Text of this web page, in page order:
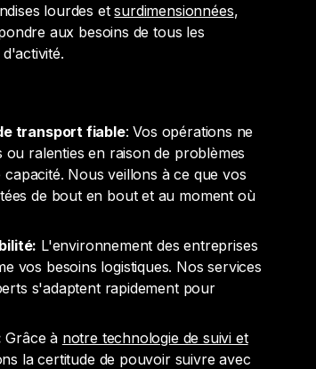
lourdes etsurdimensionnées,
aux besoins de tous les
transport fiable: Vos opérations ne
ralenties en raison de problèmes
capacité. Nous veillons à ce que vos
de bout en bout et au moment où
L'environnement des entreprises
vos besoins logistiques. Nos services
s'adaptent rapidement pour
Grâce à notre technologie de suivi et
la certitude de pouvoir suivre avec